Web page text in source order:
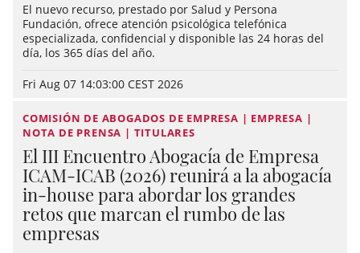
El nuevo recurso, prestado por Salud y Persona
Fundación, ofrece atención psicológica telefónica
especializada, confidencial y disponible las 24 horas del
día, los 365 días del año.
Fri Aug 07 14:03:00 CEST 2026
COMISIÓN DE ABOGADOS DE EMPRESA | EMPRESA |
NOTA DE PRENSA | TITULARES
El III Encuentro Abogacía de Empresa
ICAM-ICAB (2026) reunirá a la abogacía
in-house para abordar los grandes
retos que marcan el rumbo de las
empresas